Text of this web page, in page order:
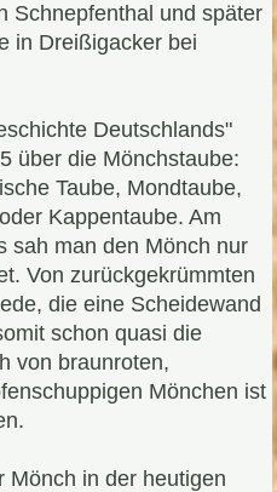
Schnepfenthal und später
in Dreißigacker bei
Deutschlands"
über die Mönchstaube:
Taube, Mondtaube,
Kappentaube. Am
sah man den Mönch nur
Von zurückgekrümmten
die eine Scheidewand
schon quasi die
von braunroten,
Mönchen ist
Mönch in der heutigen